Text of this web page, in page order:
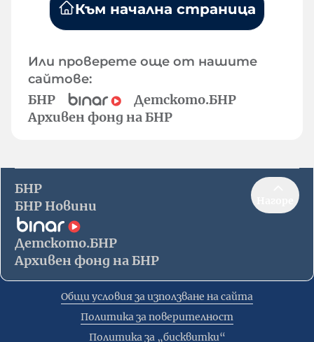
Към начална страница
Или проверете още от нашите
сайтове:
БНР
Детското.БНР
Архивен фонд на БНР
БНР
БНР Новини
Детското.БНР
Архивен фонд на БНР
Общи условия за използване на сайта
Политика за поверителност
Политика за „бисквитки“